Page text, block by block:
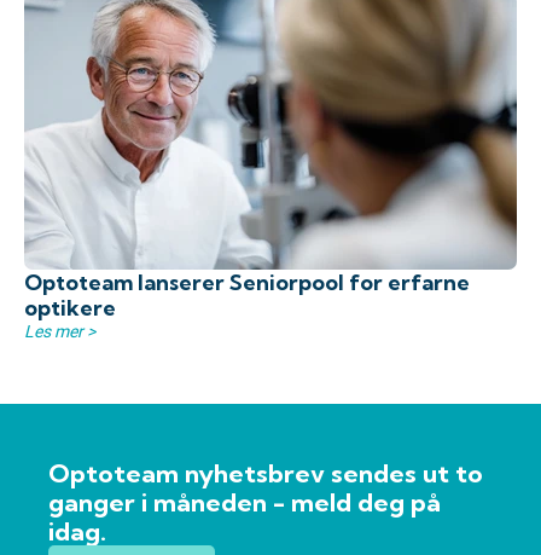
Optoteam lanserer Seniorpool for erfarne
optikere
Les mer >
Optoteam nyhetsbrev sendes ut to
ganger i måneden - meld deg på
idag.